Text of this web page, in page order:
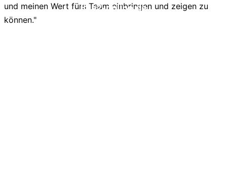
liga2-online.de
und meinen Wert fürs Team einbringen und zeigen zu
können."